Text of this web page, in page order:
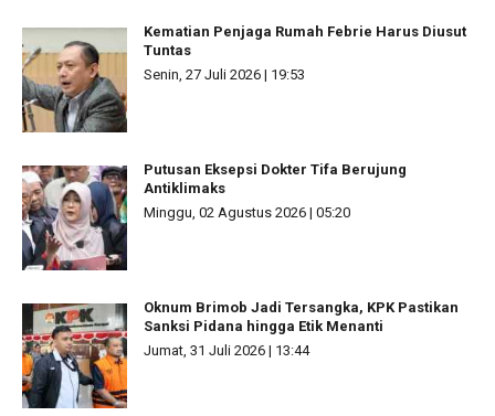
Kematian Penjaga Rumah Febrie Harus Diusut
Tuntas
Senin, 27 Juli 2026 | 19:53
Putusan Eksepsi Dokter Tifa Berujung
Antiklimaks
Minggu, 02 Agustus 2026 | 05:20
Oknum Brimob Jadi Tersangka, KPK Pastikan
Sanksi Pidana hingga Etik Menanti
Jumat, 31 Juli 2026 | 13:44